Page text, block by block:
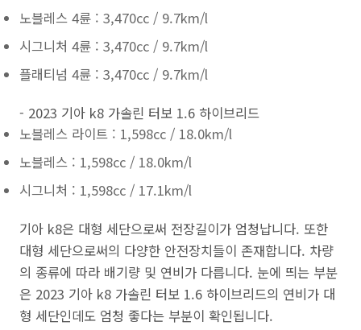
노블레스 4륜 : 3,470cc / 9.7km/l
시그니처 4륜 : 3,470cc / 9.7km/l
플래티넘 4륜 : 3,470cc / 9.7km/l
- 2023 기아 k8 가솔린 터보 1.6 하이브리드
노블레스 라이트 : 1,598cc / 18.0km/l
노블레스 : 1,598cc / 18.0km/l
시그니처 : 1,598cc / 17.1km/l
기아 k8은 대형 세단으로써 전장길이가 엄청납니다. 또한
대형 세단으로써의 다양한 안전장치들이 존재합니다. 차량
의 종류에 따라 배기량 및 연비가 다릅니다. 눈에 띄는 부분
은 2023 기아 k8 가솔린 터보 1.6 하이브리드의 연비가 대
형 세단인데도 엄청 좋다는 부분이 확인됩니다.